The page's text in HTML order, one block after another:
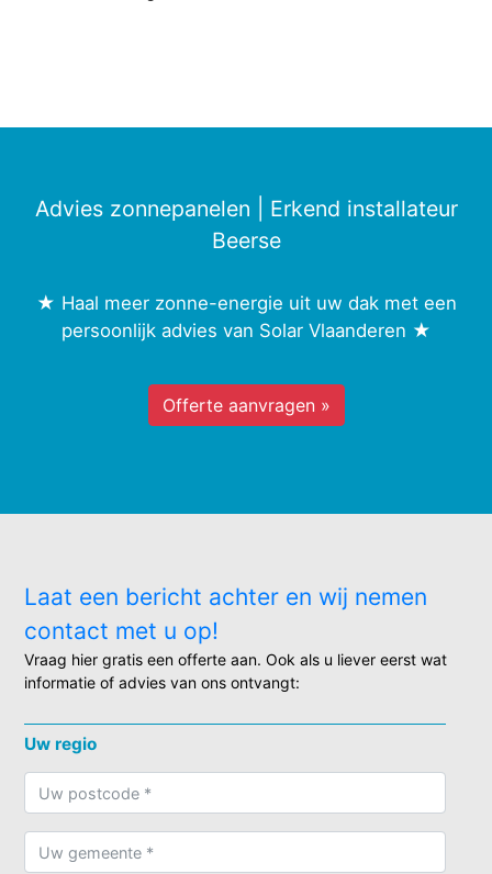
Advies zonnepanelen | Erkend installateur
Beerse
★ Haal meer zonne-energie uit uw dak met een
persoonlijk advies van Solar Vlaanderen ★
Offerte aanvragen »
Laat een bericht achter en wij nemen
contact met u op!
Vraag hier gratis een offerte aan. Ook als u liever eerst wat
informatie of advies van ons ontvangt:
Uw regio